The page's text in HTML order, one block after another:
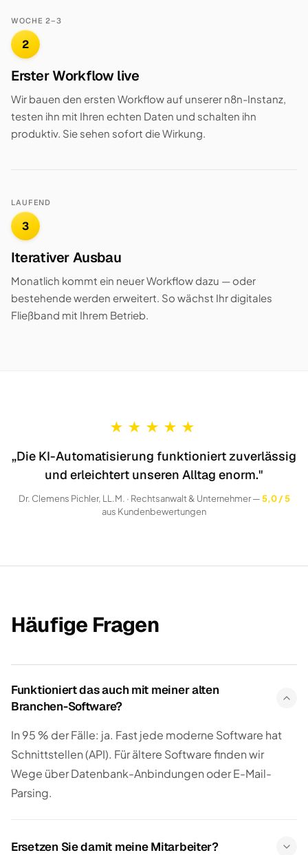
WOCHE 2–3
2
Erster Workflow live
Wir bauen den ersten Workflow auf unserer n8n-Instanz,
testen ihn mit Ihren echten Daten und schalten ihn
produktiv. Sie sehen sofort die Wirkung.
LAUFEND
3
Iterativer Ausbau
Monatlich kommt ein neuer Workflow dazu — oder
bestehende werden erweitert. So wächst Ihr digitales
Fließband mit Ihrem Betrieb.
★ ★ ★ ★ ★
„Die KI-Automatisierung funktioniert zuverlässig
und erleichtert unseren Alltag enorm."
Dr. Clemens Pichler, LL.M. · Rechtsanwalt & Unternehmer —5,0 / 5
aus Kundenbewertungen
Häufige Fragen
Funktioniert das auch mit meiner alten
Branchen-Software?
In 95 % der Fälle: ja. Fast jede moderne Software hat
Schnittstellen (API). Für ältere Software finden wir
Wege über Datenbank-Anbindungen oder E-Mail-
Parsing.
Ersetzen Sie damit meine Mitarbeiter?